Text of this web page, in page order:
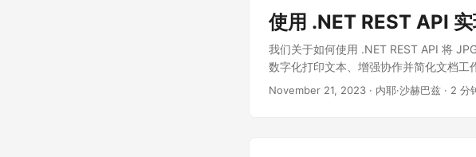
使用 .NET REST API
我们关于如何使用 .NET REST API 将
数字化打印文本、增强协作并简化文档工
November 21, 2023 · 内耶·沙赫巴兹 · 2 分